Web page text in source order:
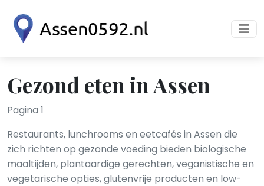
Gezond eten in Assen
Pagina 1
Restaurants, lunchrooms en eetcafés in Assen die
zich richten op gezonde voeding bieden biologische
maaltijden, plantaardige gerechten, veganistische en
vegetarische opties, glutenvrije producten en low-